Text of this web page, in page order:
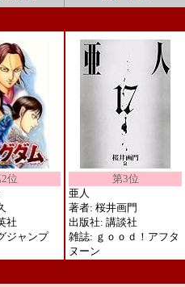
位
社
ジャンプ
第3位
亜人
著者: 桜井画門
出版社: 講談社
雑誌: ｇｏｏｄ！アフタ
ヌーン